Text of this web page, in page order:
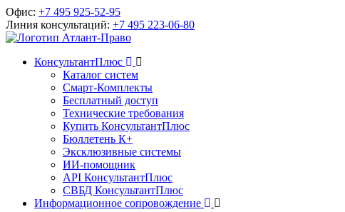
Офис: +7 495 925-52-95
Линия консультаций: +7 495 223-06-80
КонсультантПлюс
Каталог систем
Смарт-Комплекты
Бесплатный доступ
Технические требования
Купить КонсультантПлюс
Бюллетень К+
Эксклюзивные системы
ИИ-помощник
API КонсультантПлюс
СВБД КонсультантПлюс
Информационное сопровождение